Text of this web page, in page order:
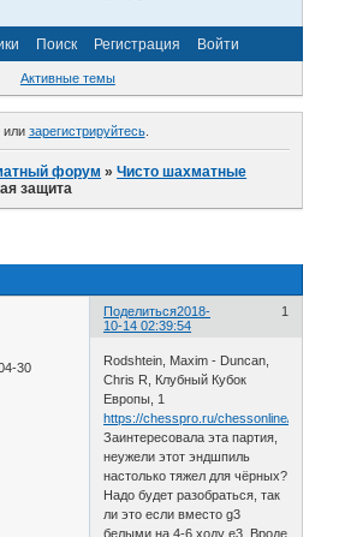
Поиск Регистрация Войти
Активные темы
или зарегистрируйтесь.
форум »Чисто шахматные
защита
Поделиться 1
2018-
10-14 02:39:54
30
Rodshtein, Maxim - Duncan,
Chris R, Клубный Кубок
Европы, 1
https://chesspro.ru/chessonline/app2/
Заинтересовала эта партия,
неужели этот эндшпиль
настолько тяжел для чёрных?
Надо будет разобраться, так
ли это если вместо g3
белыми на 4-6 ходу e3 Вроде